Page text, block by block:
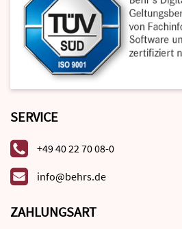
SERVICE
+49 40 22 70 08-0
info@behrs.de
ZAHLUNGSART